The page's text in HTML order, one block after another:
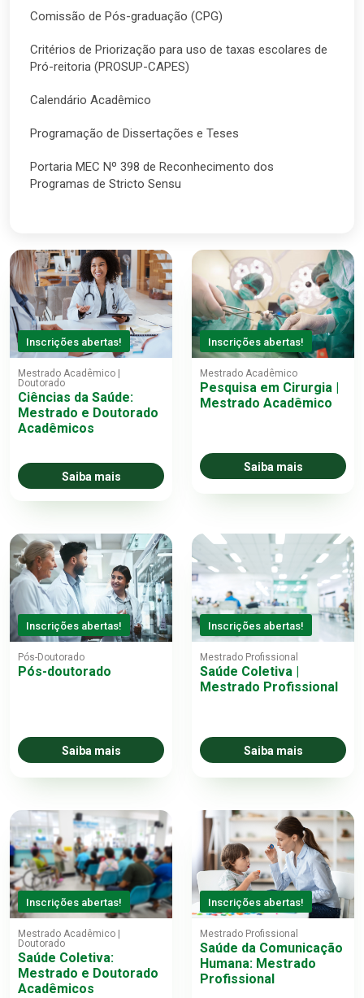
Comissão de Pós-graduação (CPG)
Critérios de Priorização para uso de taxas escolares de
Pró-reitoria (PROSUP-CAPES)
Calendário Acadêmico
Programação de Dissertações e Teses
Portaria MEC Nº 398 de Reconhecimento dos
Programas de Stricto Sensu
Inscrições abertas!
Mestrado Acadêmico |
Doutorado
Ciências da Saúde:
Mestrado e Doutorado
Acadêmicos
Saiba mais
Inscrições abertas!
Mestrado Acadêmico
Pesquisa em Cirurgia |
Mestrado Acadêmico
Saiba mais
Inscrições abertas!
Pós-Doutorado
Pós-doutorado
Saiba mais
Inscrições abertas!
Mestrado Profissional
Saúde Coletiva |
Mestrado Profissional
Saiba mais
Inscrições abertas!
Mestrado Acadêmico |
Doutorado
Saúde Coletiva:
Mestrado e Doutorado
Acadêmicos
Inscrições abertas!
Mestrado Profissional
Saúde da Comunicação
Humana: Mestrado
Profissional